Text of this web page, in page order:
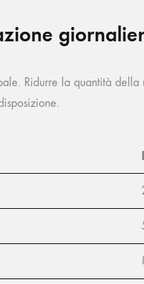
Ridurre la quantità